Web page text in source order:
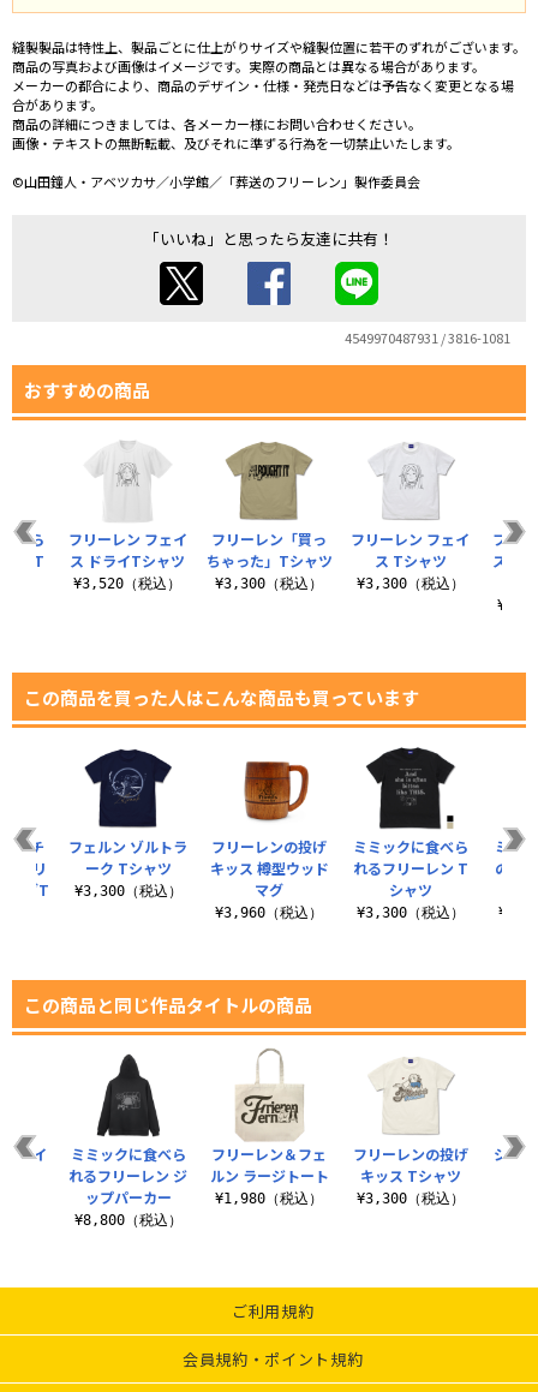
縫製製品は特性上、製品ごとに仕上がりサイズや縫製位置に若干のずれがございます。
商品の写真および画像はイメージです。実際の商品とは異なる場合があります。
メーカーの都合により、商品のデザイン・仕様・発売日などは予告なく変更となる場
合があります。
商品の詳細につきましては、各メーカー様にお問い合わせください。
画像・テキストの無断転載、及びそれに準ずる行為を一切禁止いたします。
©山田鐘人・アベツカサ／小学館／「葬送のフリーレン」製作委員会
「いいね」と思ったら友達に共有！
4549970487931 / 3816-1081
おすすめの商品
フリーレン「買っ
ちゃった」Tシャツ
¥3,300（税込）
フリーレン フェイ
ス Tシャツ
¥3,300（税込）
フリ
ス T
べら
ン T
フリーレン フェイ
ス ドライTシャツ
¥3,520（税込）
この商品を買った人はこんな商品も買っています
フリーレンの投げ
キッス 樽型ウッド
マグ
¥3,960（税込）
ミミックに食べら
れるフリーレン T
シャツ
¥3,300（税込）
ミミ
のフ
ンチ
袖リ
ーブT
フェルン ゾルトラ
ーク Tシャツ
¥3,300（税込）
この商品と同じ作品タイトルの商品
フリーレン＆フェ
ルン ラージトート
¥1,980（税込）
フリーレンの投げ
キッス Tシャツ
¥3,300（税込）
シュ
ェイ
ミミックに食べら
れるフリーレン ジ
ップパーカー
¥8,800（税込）
ご利用規約
会員規約・ポイント規約